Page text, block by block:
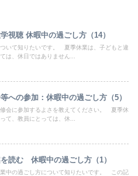
学ぶ④ 放送大学視聴 休暇中の過ごし方（14）
いて知りたいです。 夏季休業は、子どもと違
は、休日ではありません...
への参加：休暇中の過ごし方（5）
会に参加するよさを教えてください。 夏季休
て、教員にとっては、休...
読む 休暇中の過ごし方（1）
中の過ごし方について知りたいです。 この記